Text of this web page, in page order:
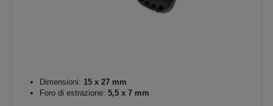
Dimensioni: 15 x 27 mm
Foro di estrazione: 5,5 x 7 mm